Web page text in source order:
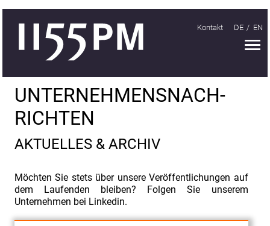
Kontakt DE EN
UNTER­NEHMENS­NACH­
RICHTEN
AKTUELLES & ARCHIV
Möchten Sie stets über unsere Veröffentlichungen auf
dem Laufenden bleiben? Folgen Sie unserem
Unternehmen bei Linkedin.
Handeln
Organisieren
1155PM
Wissen
Unternehmensnachrichten